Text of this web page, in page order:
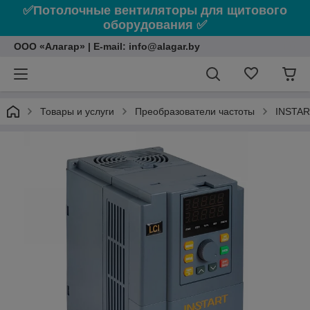
✅Потолочные вентиляторы для щитового
оборудования ✅
ООО «Алагар» | E-mail: info@alagar.by
Товары и услуги Преобразователи частоты